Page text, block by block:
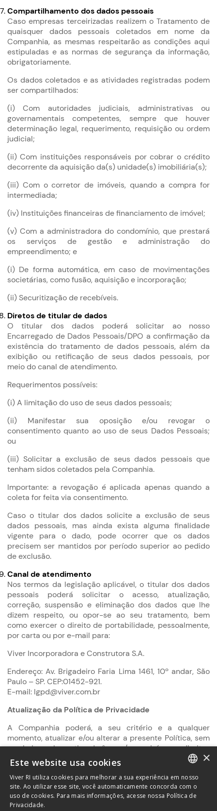
Compartilhamento dos dados pessoais
Caso empresas terceirizadas realizem o Tratamento de
quaisquer dados pessoais coletados em nome da
Companhia, as mesmas respeitarão as condições aqui
estipuladas e as normas de segurança da informação,
obrigatoriamente.
Os dados coletados e as atividades registradas podem
ser compartilhados:
(i) Com autoridades judiciais, administrativas ou
governamentais competentes, sempre que houver
determinação legal, requerimento, requisição ou ordem
judicial;
(ii) Com instituições responsáveis por cobrar o crédito
decorrente da aquisição da(s) unidade(s) imobiliária(s);
(iii) Com o corretor de imóveis, quando a compra for
intermediada;
(iv) Instituições financeiras de financiamento de imóvel;
(v) Com a administradora do condomínio, que prestará
os serviços de gestão e administração do
empreendimento; e
(i) De forma automática, em caso de movimentações
societárias, como fusão, aquisição e incorporação;
(ii) Securitização de recebíveis.
Diretos de titular de dados
O titular dos dados poderá solicitar ao nosso
Encarregado de Dados Pessoais/DPO a confirmação da
existência do tratamento de dados pessoais, além da
exibição ou retificação de seus dados pessoais, por
meio do canal de atendimento.
Requerimentos possíveis:
(i) A limitação do uso de seus dados pessoais;
(ii) Manifestar sua oposição e/ou revogar o
consentimento quanto ao uso de seus Dados Pessoais;
ou
(iii) Solicitar a exclusão de seus dados pessoais que
tenham sidos coletados pela Companhia.
Importante: a revogação é aplicada apenas quando a
coleta for feita via consentimento.
Caso o titular dos dados solicite a exclusão de seus
dados pessoais, mas ainda exista alguma finalidade
vigente para o dado, pode ocorrer que os dados
precisem ser mantidos por período superior ao pedido
de exclusão.
Canal de atendimento
Nos termos da legislação aplicável, o titular dos dados
pessoais poderá solicitar o acesso, atualização,
correção, suspensão e eliminação dos dados que lhe
dizem respeito, ou opor-se ao seu tratamento, bem
como exercer o direito de portabilidade, pessoalmente,
por carta ou por e-mail para:
Viver Incorporadora e Construtora S.A.
Endereço: Av. Brigadeiro Faria Lima 1461, 10º andar, São
Paulo – SP. CEP:01452-921.
E-mail: lgpd@viver.com.br
Atualização da Política de Privacidade
A Companhia poderá, a seu critério e a qualquer
momento, atualizar e/ou alterar a presente Política, sem
que haja qualquer tipo de ônus e/ou prejuízo aos direitos
garantidos pela legislação em vigor aos Titulares.
PORTUGUESE
ENGLISH
×
Este website usa cookies
Viver RI utiliza cookies para melhorar a sua experiência em nosso
site. Ao utilizar esse site, você automaticamente concorda com o
uso de cookies. Para mais informações, acesse nossa Política de
Privacidade.